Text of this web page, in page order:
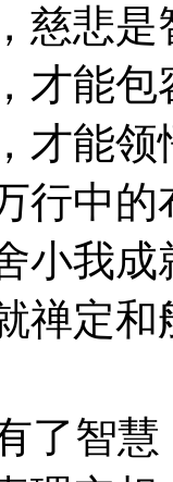
慈悲
才能
才能
行中
小我
禅定
智慧，